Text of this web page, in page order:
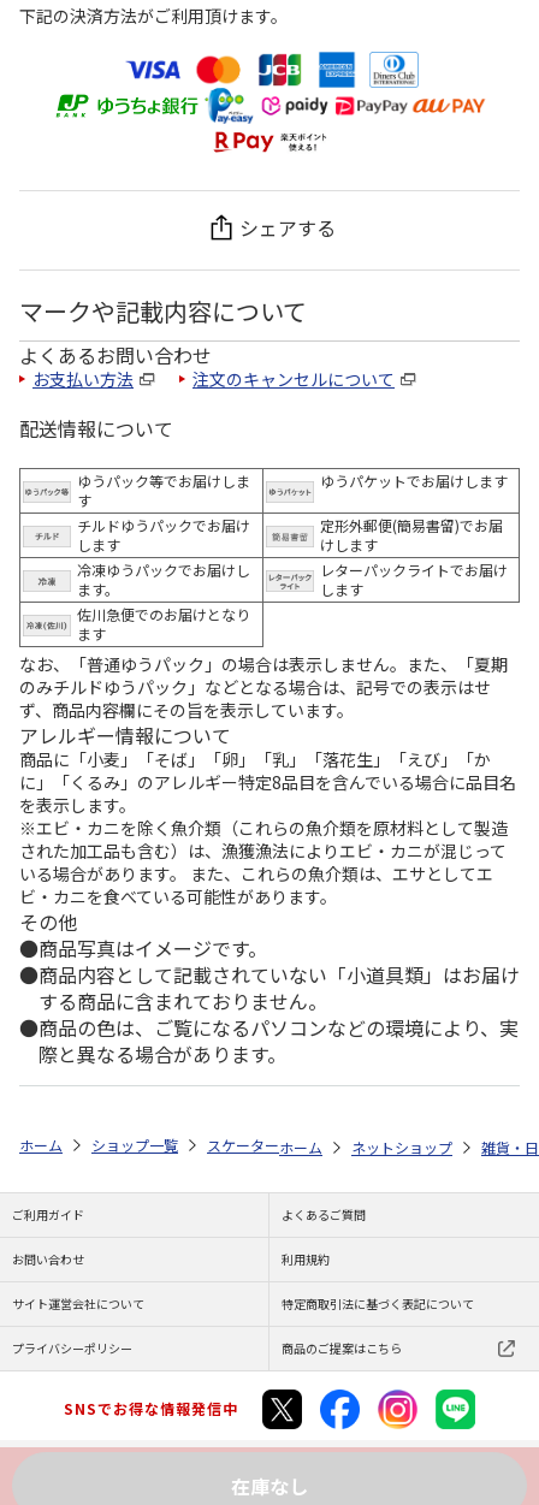
下記の決済方法がご利用頂けます。
シェアする
マークや記載内容について
よくあるお問い合わせ
お支払い方法 注文のキャンセルについて
配送情報について
ゆうパック等でお届けしま
す
ゆうパケットでお届けします
チルドゆうパックでお届け
します
定形外郵便(簡易書留)でお届
けします
冷凍ゆうパックでお届けし
ます。
レターパックライトでお届け
します
佐川急便でのお届けとなり
ます
なお、「普通ゆうパック」の場合は表示しません。また、「夏期
のみチルドゆうパック」などとなる場合は、記号での表示はせ
ず、商品内容欄にその旨を表示しています。
アレルギー情報について
商品に「小麦」「そば」「卵」「乳」「落花生」「えび」「か
に」「くるみ」のアレルギー特定8品目を含んでいる場合に品目名
を表示します。
※エビ・カニを除く魚介類（これらの魚介類を原材料として製造
された加工品も含む）は、漁獲漁法によりエビ・カニが混じって
いる場合があります。 また、これらの魚介類は、エサとしてエ
ビ・カニを食べている可能性があります。
その他
商品写真はイメージです。
商品内容として記載されていない「小道具類」はお届け
する商品に含まれておりません。
商品の色は、ご覧になるパソコンなどの環境により、実
際と異なる場合があります。
在庫なし
ホーム ショップ一覧 スケーター 抗菌スライド式箸＆箸箱セット ベ
ホーム ネットショップ 雑貨・
ご利用ガイド よくあるご質問
お問い合わせ 利用規約
サイト運営会社について 特定商取引法に基づく表記について
プライバシーポリシー 商品のご提案はこちら
SNSでお得な情報発信中